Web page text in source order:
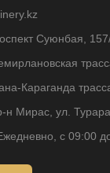
Суюнбая,
Караганда
н Мирас, ул.
с 09:00